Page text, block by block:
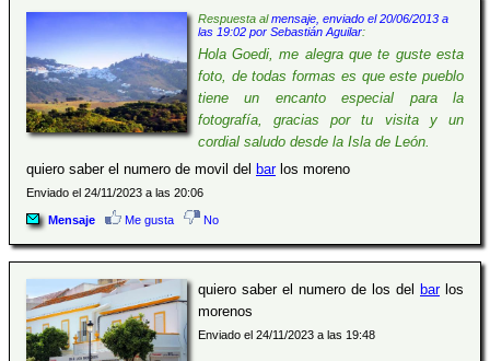
Respuesta almensaje, enviado el 20/06/2013 a
las 19:02 por Sebastián Aguilar:
Hola Goedi, me alegra que te guste esta
foto, de todas formas es que este pueblo
tiene un encanto especial para la
fotografía, gracias por tu visita y un
cordial saludo desde la Isla de León.
quiero saber el numero de movil del barlos moreno
Enviado el 24/11/2023 a las 20:06
Mensaje Me gusta No
quiero saber el numero de los del barlos
morenos
Enviado el 24/11/2023 a las 19:48